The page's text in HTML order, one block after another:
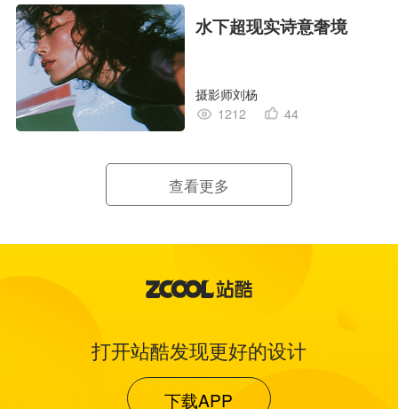
水下超现实诗意奢境
摄影师刘杨
1212
44
查看更多
打开站酷发现更好的设计
下载APP